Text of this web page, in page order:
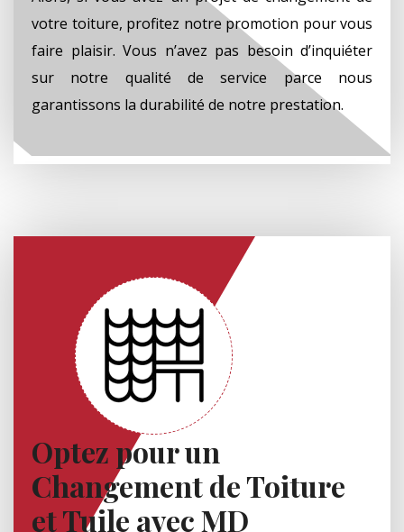
votre toiture, profitez notre promotion pour vous
faire plaisir. Vous n’avez pas besoin d’inquiéter
sur notre qualité de service parce nous
garantissons la durabilité de notre prestation.
Optez pour un
Changement de Toiture
et Tuile avec MD